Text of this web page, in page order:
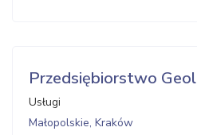
Przedsiębiorstwo
Usługi
Małopolskie, Kraków